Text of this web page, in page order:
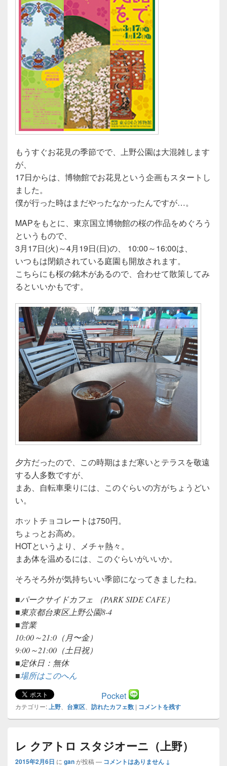
もうすぐお花見の季節でで、上野公園は大混雑します
が、
17日からは、博物館でお花見という企画もスタートし
ました。
僕が行った時はまだやったなかったんですが…。
MAPをもとに、東京国立博物館の桜の作品をめぐろう
というもので、
3月17日(火)～4月19日(日)の、 10:00～16:00は、
いつもは閉鎖されている庭園も開放されます。
こちらにも桜の銘木があるので、合わせて散策してみ
るといいかもです。
夕方だったので、この時期はまだ寒いとテラスを敬遠
する人多数ですが、
まあ、自転車乗りには、このぐらいの方がちょうどい
い。
ホットチョコレートは750円。
ちょっとお高め。
HOTというより、メチャ熱々。
まあ体を温めるには、このぐらいがいいか。
そろそろ外が気持ちいい季節になってきましたね。
■パークサイドカフェ （PARK SIDE CAFE）
■東京都台東区上野公園8-4
■営業
10:00～21:0（月〜金）
9:00～21:00（土日祝）
■定休日：無休
■場所はこのへん
Pocket
カテゴリー:上野 台東区 訪れたカフェ数 | コメントを残す
レ クアトロ スタジオーニ（上野）
2015年2月6日 に ganが投稿 — コメントはありません ↓